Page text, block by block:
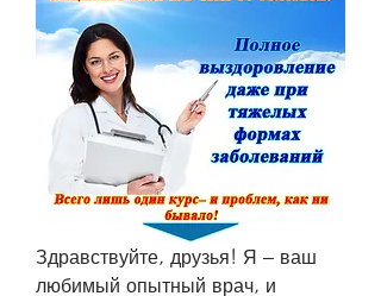
Здравствуйте, друзья! Я – ваш
любимый опытный врач, и